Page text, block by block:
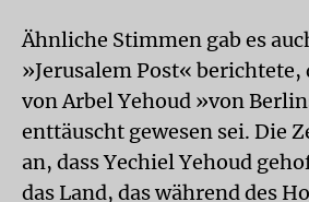
Ähnliche Stimmen gab es
»Jerusalem Post« berichtete,
von Arbel Yehoud »von
enttäuscht gewesen sei. Die
an, dass Yechiel Yehoud
das Land, das während des